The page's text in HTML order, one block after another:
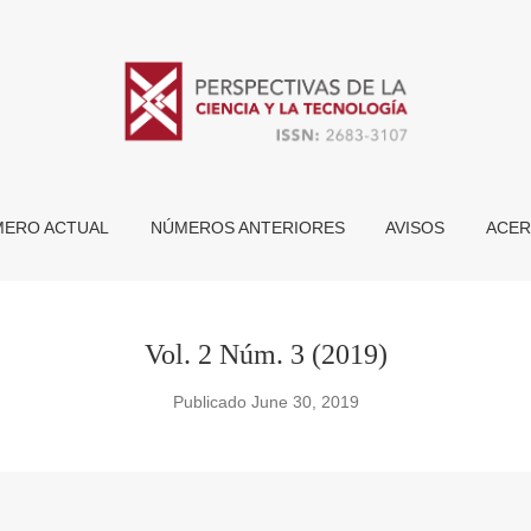
ACTUAL NÚMEROS ANTERIORES AVISOS
Vol. 2 Núm. 3 (2019)
Publicado June 30, 2019